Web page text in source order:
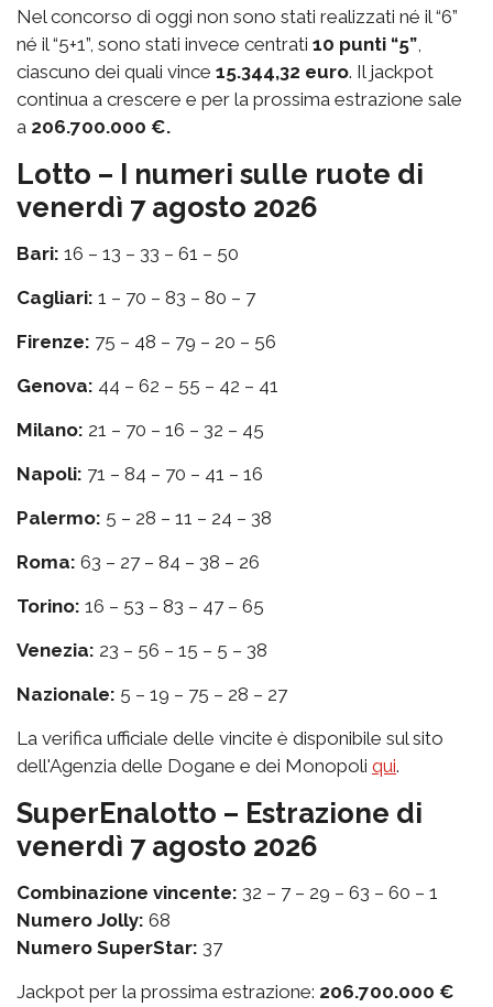
Nel concorso di oggi non sono stati realizzati né il “6”
né il “5+1”, sono stati invece centrati 10 punti “5”
ciascuno dei quali vince 15.344,32 euro. Il jackpot
continua a crescere e per la prossima estrazione sale
a 206.700.000 €.
Lotto – I numeri sulle ruote di
venerdì 7 agosto 2026
Bari: 16 – 13 – 33 – 61 – 50
Cagliari: 1 – 70 – 83 – 80 – 7
Firenze: 75 – 48 – 79 – 20 – 56
Genova: 44 – 62 – 55 – 42 – 41
Milano: 21 – 70 – 16 – 32 – 45
Napoli: 71 – 84 – 70 – 41 – 16
Palermo: 5 – 28 – 11 – 24 – 38
Roma: 63 – 27 – 84 – 38 – 26
Torino: 16 – 53 – 83 – 47 – 65
Venezia: 23 – 56 – 15 – 5 – 38
Nazionale: 5 – 19 – 75 – 28 – 27
La verifica ufficiale delle vincite è disponibile sul sito
dell'Agenzia delle Dogane e dei Monopoli qui.
SuperEnalotto – Estrazione di
venerdì 7 agosto 2026
Combinazione vincente: 32 – 7 – 29 – 63 – 60 – 1
Numero Jolly: 68
Numero SuperStar: 37
Jackpot per la prossima estrazione: 206.700.000 €